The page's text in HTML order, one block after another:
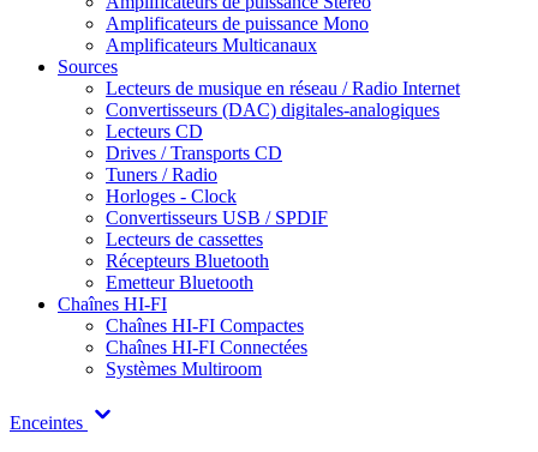
Amplificateurs de puissance Mono
Amplificateurs Multicanaux
Sources
Lecteurs de musique en réseau / Radio Internet
Convertisseurs (DAC) digitales-analogiques
Lecteurs CD
Drives / Transports CD
Tuners / Radio
Horloges - Clock
Convertisseurs USB / SPDIF
Lecteurs de cassettes
Récepteurs Bluetooth
Emetteur Bluetooth
Chaînes HI-FI
Chaînes HI-FI Compactes
Chaînes HI-FI Connectées
Systèmes Multiroom
Enceintes